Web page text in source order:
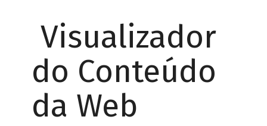
Visualizador
do Conteúdo
da Web